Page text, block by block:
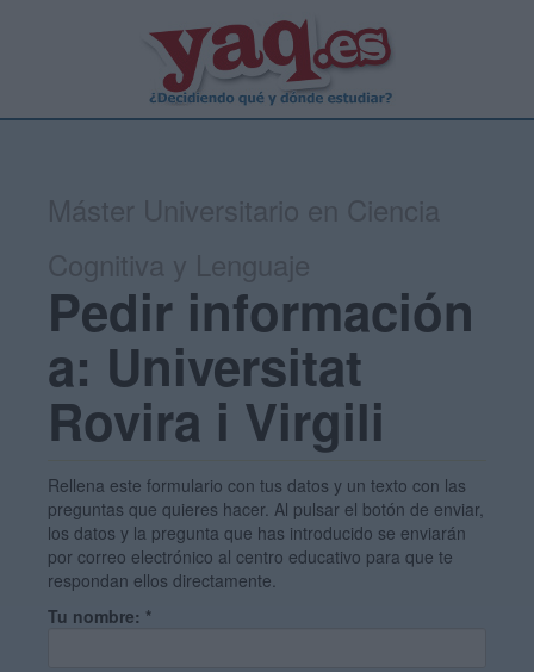
Pedir información
a: Universitat
Rovira i Virgili
Rellena este formulario con tus datos y un texto con las
preguntas que quieres hacer. Al pulsar el botón de enviar,
los datos y la pregunta que has introducido se enviarán
por correo electrónico al centro educativo para que te
respondan ellos directamente.
Tu nombre: *